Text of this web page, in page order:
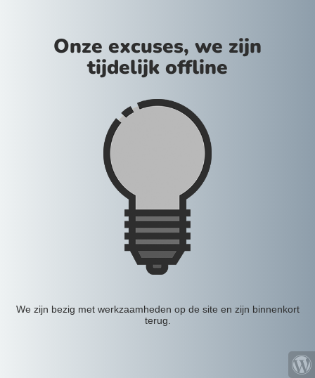
Onze excuses, we zijn
tijdelijk offline
We zijn bezig met werkzaamheden op de site en zijn binnenkort
terug.